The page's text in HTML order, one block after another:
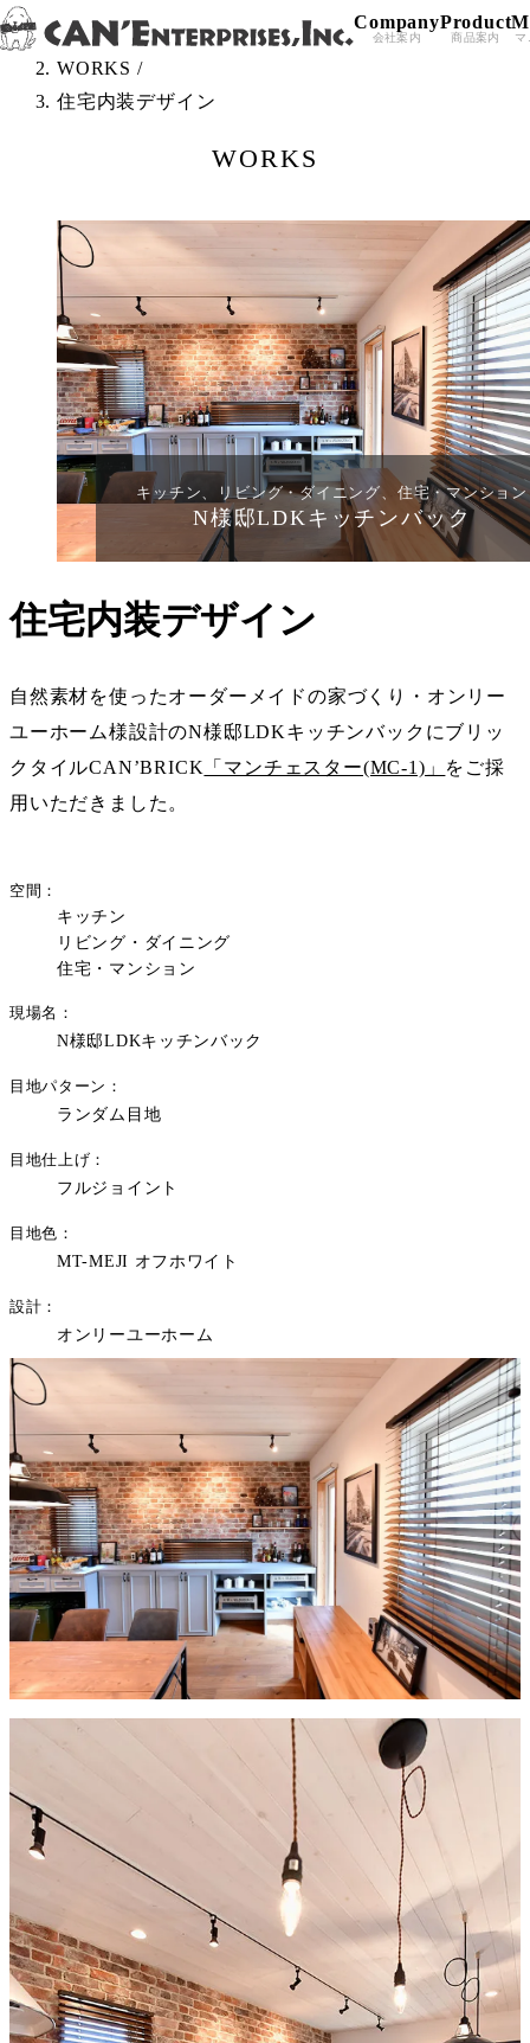
Skip to content
Company
会社案内
Product
商品案内 マ
TOP /
WORKS /
住宅内装デザイン
WORKS
キッチン、リビング・ダイニング、住宅・マンション
N様邸LDKキッチンバック
住宅内装デザイン
自然素材を使ったオーダーメイドの家づくり・オンリー
ユーホーム様設計のN様邸LDKキッチンバックにブリッ
クタイルCAN’BRICK 「マンチェスター(MC-1)」 をご採
用いただきました。
空間
キッチン
リビング・ダイニング
住宅・マンション
現場名
N様邸LDKキッチンバック
目地パターン
ランダム目地
目地仕上げ
フルジョイント
目地色
MT-MEJI オフホワイト
設計
オンリーユーホーム